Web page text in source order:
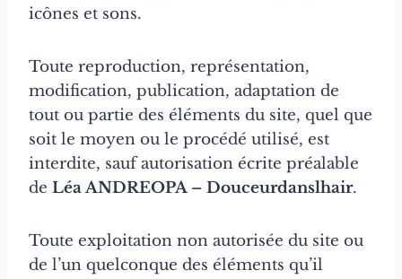
icônes et sons.
Toute reproduction, représentation,
modification, publication, adaptation de
tout ou partie des éléments du site, quel que
soit le moyen ou le procédé utilisé, est
interdite, sauf autorisation écrite préalable
de Léa ANDREOPA – Douceurdanslhair.
Toute exploitation non autorisée du site ou
de l’un quelconque des éléments qu’il